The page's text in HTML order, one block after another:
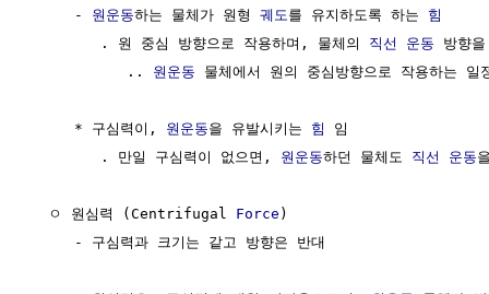
     -
원운동하는 물체가 원형 궤도 를 유지하도록 하는 힘
        . 원 중심 방향으로 작용하며, 물체의
직선 운동 방향
           ..
원운동 물체에서 원의 중심방향으로 작용하는
     * 구심력이,
원운동을 유발시키는 힘
임
        . 만일 구심력이 없으면,
원운동하던 물체도 직선 운동
  ㅇ 원심력 (Centrifugal
Force )
     - 구심력과 크기는 같고 방향은 반대